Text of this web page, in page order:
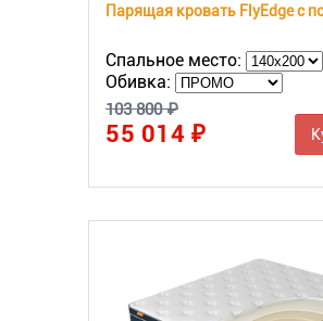
Парящая кровать FlyEdge с
Спальное место:
Обивка:
103 800 ₽
55 014 ₽